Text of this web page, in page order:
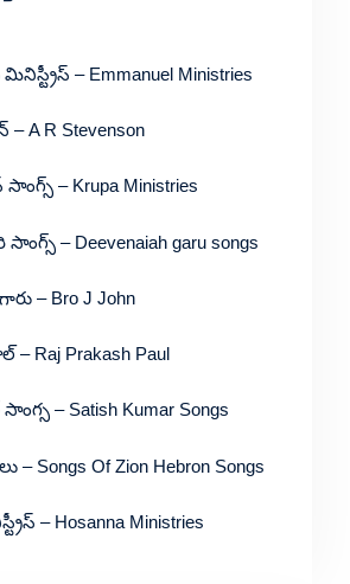
– Emmanuel Ministries
– A R Stevenson
– Krupa Ministries
– Deevenaiah garu songs
– Bro J John
Raj Prakash Paul
– Satish Kumar Songs
Songs Of Zion Hebron Songs
– Hosanna Ministries